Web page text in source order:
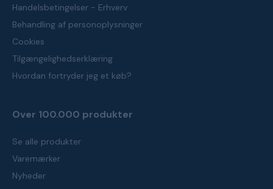
Handelsbetingelser - Erhverv
Behandling af personoplysninger
Cookies
Tilgængelighedserklæring
Hvordan fortryder jeg et køb?
Over 100.000 produkter
Se alle produkter
Varemærker
Nyheder